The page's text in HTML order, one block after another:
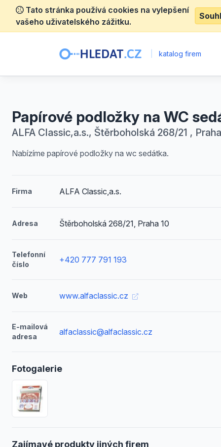
Tato stránka používá cookies na vylepšení
vašeho uživatelského zážitku.
katalog firem
Papírové podložky na WC
ALFA Classic,a.s., Štěrboholská 268/21 ,
Nabízíme papírové podložky na wc sedátka.
Firma ALFA Classic,a.s.
Adresa Štěrboholská 268/21, Praha 10
Telefonní
číslo
+420 777 791 193
Web www.alfaclassic.cz
E-mailová
adresa
alfaclassic@alfaclassic.cz
Fotogalerie
Zajímavé produkty jiných firem